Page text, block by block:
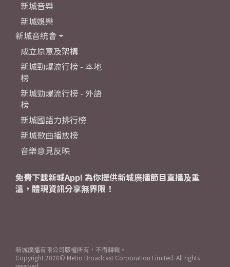
新城音樂
新城娛樂
新城音統會
成立原意及架構
新城勁爆流行榜 - 本地
榜
新城勁爆流行榜 - 外語
榜
新城國語力排行榜
新城歌曲播放榜
音樂意見反映
免費下載新城App! 為你提供新城廣播節目直播及重
溫，體現資訊分享無界限！
新城廣播有限公司版權所有，不得轉載。
Copyright 2026© Metro Broadcast Corporation Limited. All rights